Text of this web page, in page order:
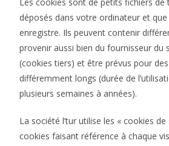
déposés dans votre ordinateur et
enregistre. Ils peuvent contenir
provenir aussi bien du fournisseur du
(cookies tiers) et être prévus pour
différemment longs (durée de
plusieurs semaines à années).
La société l’tur utilise les « cookies
cookies faisant référence à chaque